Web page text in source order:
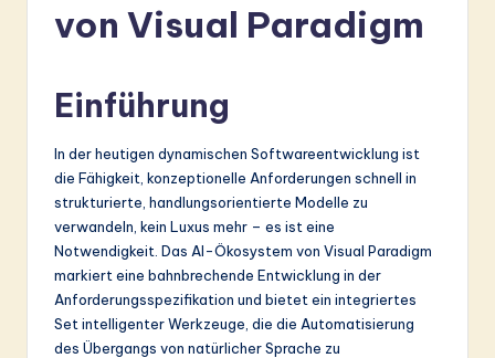
&
S
o
ft
w
von Visual Paradigm
Einführung
In der heutigen dynamischen Softwareentwicklung ist
die Fähigkeit, konzeptionelle Anforderungen schnell in
strukturierte, handlungsorientierte Modelle zu
verwandeln, kein Luxus mehr – es ist eine
Notwendigkeit. Das AI-Ökosystem von Visual Paradigm
markiert eine bahnbrechende Entwicklung in der
Anforderungsspezifikation und bietet ein integriertes
Set intelligenter Werkzeuge, die die Automatisierung
des Übergangs von natürlicher Sprache zu